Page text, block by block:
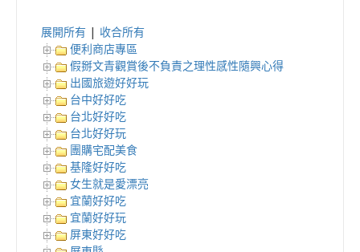
展開所有
收合所有
便利商店專區
假掰文青觀賞後不負責之理性感性隨興心得
出國旅遊好好玩
台中好好吃
台北好好吃
台北好好玩
團購宅配美食
基隆好好吃
女生就是愛漂亮
宜蘭好好吃
宜蘭好好玩
屏東好好吃